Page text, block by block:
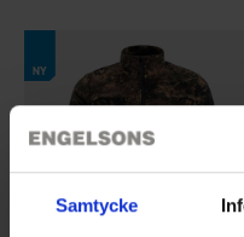
Samtycke